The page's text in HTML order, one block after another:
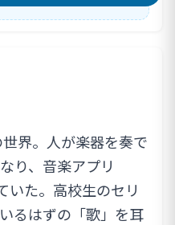
界。人が楽器を奏で
り、音楽アプリ
いた。高校生のセリ
るはずの「歌」を耳